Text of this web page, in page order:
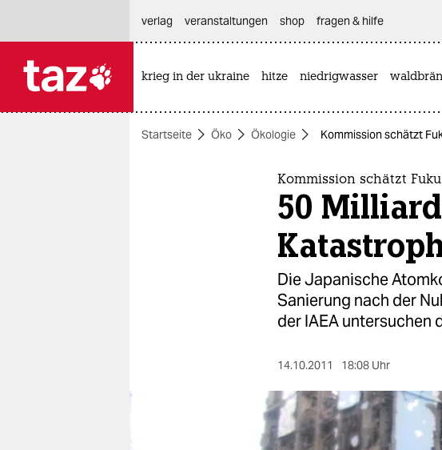
themen
verlag
veranstaltungen shop fragen & hilfe
krieg in der ukraine hitze niedrigwasser
Startseite Öko Ökologie Kommission schätzt
Kommission schätzt
50
Die Japanische
Sanierung nach der
der IAEA untersuchen
14.10.2011 18:08 Uhr